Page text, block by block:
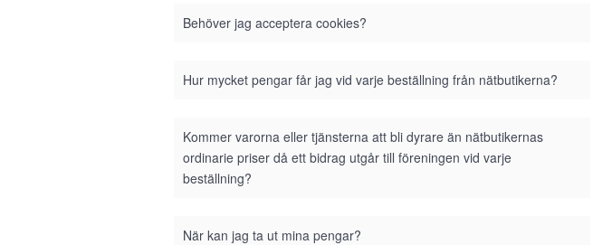
Behöver jag acceptera cookies?
Hur mycket pengar får jag vid varje beställning från nätbutikerna?
Kommer varorna eller tjänsterna att bli dyrare än nätbutikernas
ordinarie priser då ett bidrag utgår till föreningen vid varje
beställning?
När kan jag ta ut mina pengar?